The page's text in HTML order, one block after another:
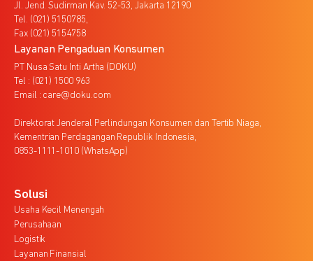
Jl. Jend. Sudirman Kav. 52-53, Jakarta 12190
Tel. (021) 5150785,
Fax (021) 5154758
Layanan Pengaduan Konsumen
PT Nusa Satu Inti Artha (DOKU)
Tel : (021) 1500 963
Email : care@doku.com
Direktorat Jenderal Perlindungan Konsumen dan Tertib Niaga,
Kementrian Perdagangan Republik Indonesia,
0853-1111-1010 (WhatsApp)
Solusi
Usaha Kecil Menengah
Perusahaan
Logistik
Layanan Finansial